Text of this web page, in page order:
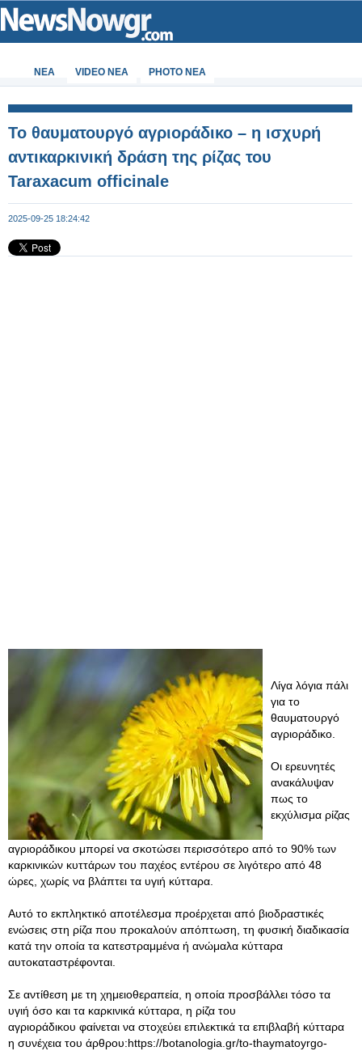
ΝΕΑ VIDEO NEA PHOTO NEA
Το θαυματουργό αγριοράδικο – η ισχυρή
αντικαρκινική δράση της ρίζας του
Taraxacum officinale
2025-09-25 18:24:42
Λίγα λόγια πάλι
για το
θαυματουργό
αγριοράδικο.
Οι ερευνητές
ανακάλυψαν
πως το
εκχύλισμα ρίζας
αγριοράδικου μπορεί να σκοτώσει περισσότερο από το 90% των
καρκινικών κυττάρων του παχέος εντέρου σε λιγότερο από 48
ώρες, χωρίς να βλάπτει τα υγιή κύτταρα.
Αυτό το εκπληκτικό αποτέλεσμα προέρχεται από βιοδραστικές
ενώσεις στη ρίζα που προκαλούν απόπτωση, τη φυσική διαδικασία
κατά την οποία τα κατεστραμμένα ή ανώμαλα κύτταρα
αυτοκαταστρέφονται.
Σε αντίθεση με τη χημειοθεραπεία, η οποία προσβάλλει τόσο τα
υγιή όσο και τα καρκινικά κύτταρα, η ρίζα του
αγριοράδικου φαίνεται να στοχεύει επιλεκτικά τα επιβλαβή κύτταρα
η συνέχεια του άρθρου:https://botanologia.gr/to-thaymatoyrgo-